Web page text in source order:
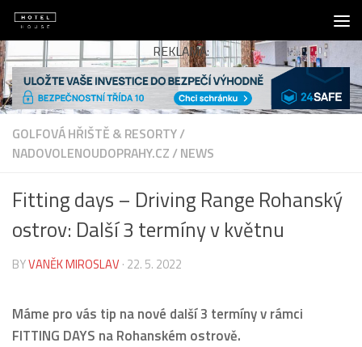
Skip to content
REKLAMA:
GOLFOVÁ HŘIŠTĚ & RESORTY/
NADOVOLENOUDOPRAHY.CZ/NEWS
Fitting days – Driving Range Rohanský
ostrov: Další 3 termíny v květnu
BYVANĚK MIROSLAV · 22. 5. 2022
Máme pro vás tip na nové další 3 termíny v rámci
FITTING DAYS na Rohanském ostrově.